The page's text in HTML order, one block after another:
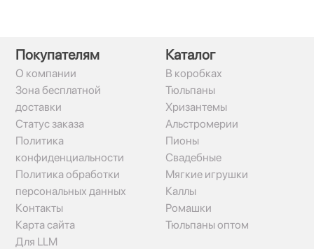
Покупателям
О компании
Зона бесплатной
доставки
Статус заказа
Политика
конфиденциальности
Политика обработки
персональных данных
Контакты
Карта сайта
Для LLM
Каталог
В коробках
Тюльпаны
Хризантемы
Альстромерии
Пионы
Свадебные
Мягкие игрушки
Каллы
Ромашки
Тюльпаны оптом